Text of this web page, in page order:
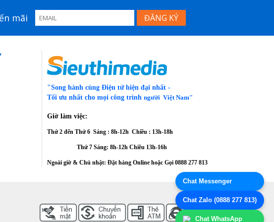
thông số thật, có
nguyên tem,
còn nguyên vẹn
mãi
"Song hành cùng Điện tử hiện đại nhất -
Tối ưu nhất cho mọi công trình người Việt Nam"
Giờ làm việc:
Thứ 2 đến Thứ 6 Sáng : 8h-12h Chiều : 13h-18h
Thứ 7 Sáng: 8h-12h Chiều 13h-16h
Ngoài giờ & Chủ nhật: Đặt hàng Online hoặc Gọi 0888 277 813
Thanh toán
Chat Messenger
Chat Zalo (0888 277 813)
Chat WhatsApp